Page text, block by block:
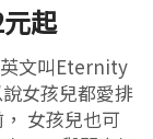
起
文叫Eternity
女孩兒都愛排
女孩兒也可